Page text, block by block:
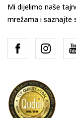
Mi dijelimo naše
mrežama i saznajte